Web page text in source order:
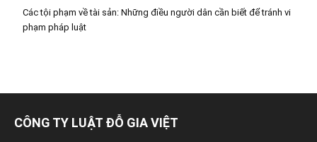
Các tội phạm về tài sản: Những điều người dân cần biết để tránh vi
phạm pháp luật
CÔNG TY LUẬT ĐỖ GIA VIỆT